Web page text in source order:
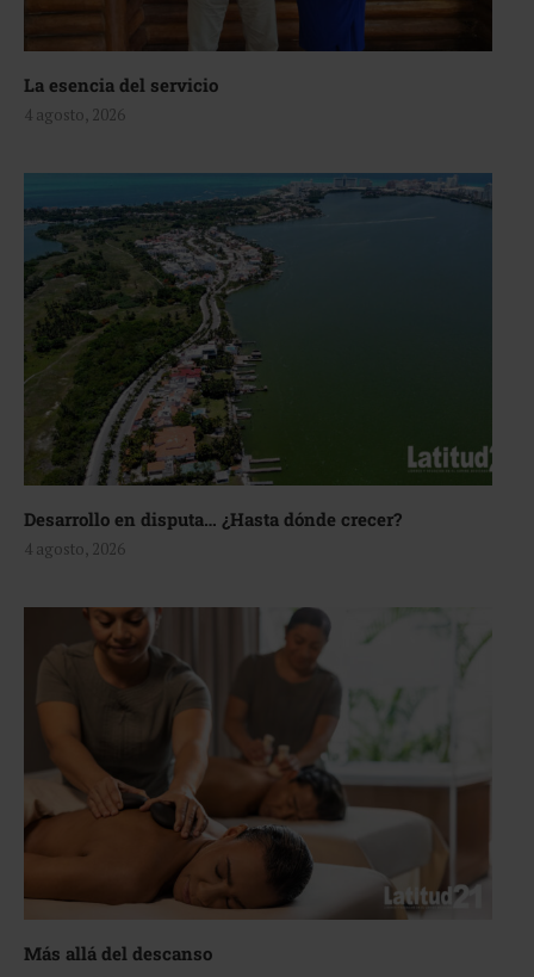
La esencia del servicio
4 agosto, 2026
Desarrollo en disputa… ¿Hasta dónde crecer?
4 agosto, 2026
Más allá del descanso